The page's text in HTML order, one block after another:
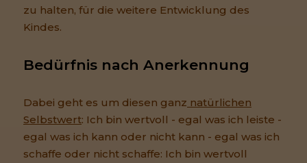
zu halten, für die weitere Entwicklung des
Kindes.
Bedürfnis nach Anerkennung
Dabei geht es um diesen ganz natürlichen
Selbstwert: Ich bin wertvoll - egal was ich leiste -
egal was ich kann oder nicht kann - egal was ich
schaffe oder nicht schaffe: Ich bin wertvoll